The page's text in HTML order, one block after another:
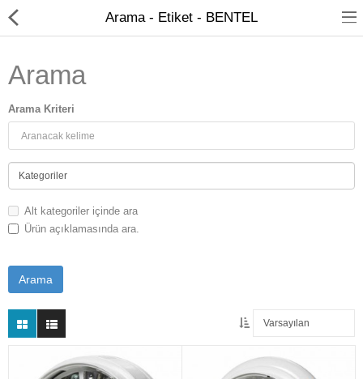
Kameralar
Kayıt Cihazları
Mobil Ürünler
Yangın Alarm Sistemleri
PDKS Sistemleri
Arama - Etiket - BENTEL
Arama
Arama Kriteri
Alt kategoriler içinde ara
Ürün açıklamasında ara.